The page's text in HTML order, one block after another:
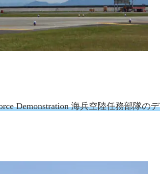
Demonstration 海兵空陸任務部隊の